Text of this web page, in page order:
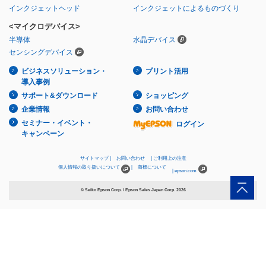
インクジェットヘッド インクジェットによるものづくり
<マイクロデバイス>
半導体
水晶デバイス
センシングデバイス
ビジネスソリューション・
導入事例
プリント活用
サポート&ダウンロード
ショッピング
企業情報
お問い合わせ
セミナー・イベント・
キャンペーン
ログイン
サイトマップ お問い合わせ
ご利用上の注意
個人情報の取り扱いについて
商標について
epson.com
© Seiko Epson Corp. / Epson Sales Japan Corp. 2026